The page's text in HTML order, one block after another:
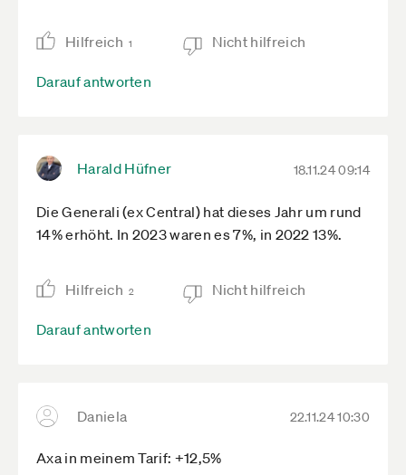
ganzes Geld in PKV und Pflegeversicherung
Hilfreich 1 Nicht hilfreich
Darauf antworten
Harald Hüfner 18.11.24 09:14
Die Generali (ex Central) hat dieses Jahr um rund
14% erhöht. In 2023 waren es 7%, in 2022 13%.
Hilfreich 2 Nicht hilfreich
Darauf antworten
Daniela 22.11.24 10:30
Axa in meinem Tarif: +12,5%